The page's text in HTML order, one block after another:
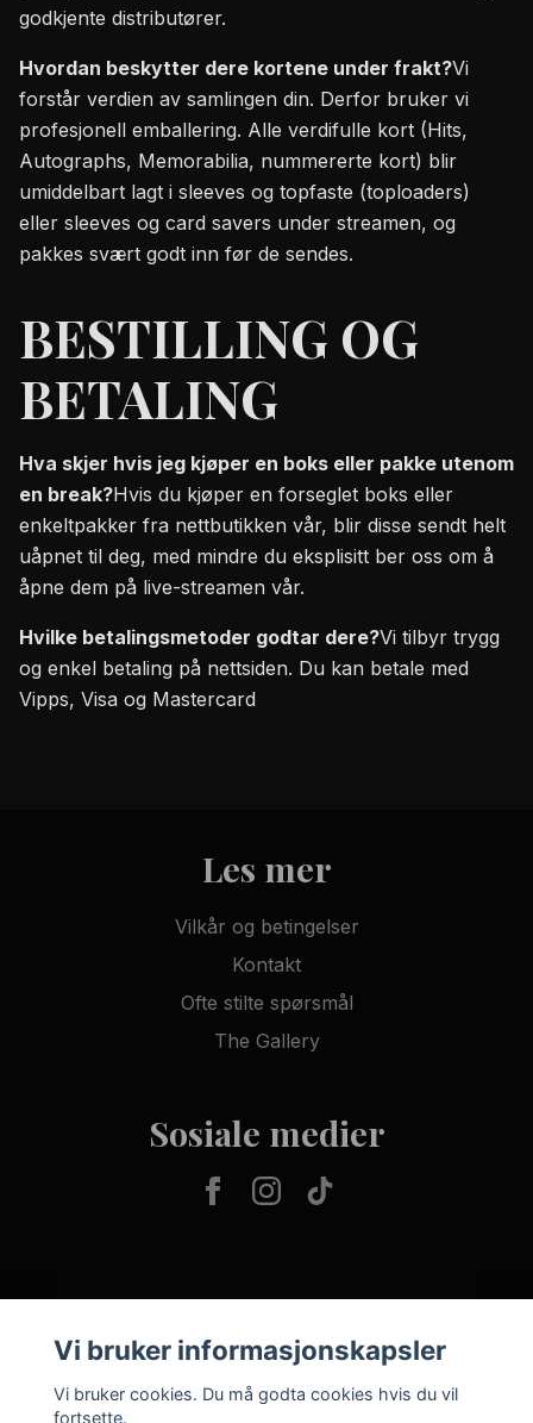
godkjente distributører.
Hvordan beskytter dere kortene under frakt?Vi
forstår verdien av samlingen din. Derfor bruker vi
profesjonell emballering. Alle verdifulle kort (Hits,
Autographs, Memorabilia, nummererte kort) blir
umiddelbart lagt i sleeves og topfaste (toploaders)
eller sleeves og card savers under streamen, og
pakkes svært godt inn før de sendes.
BESTILLING OG
BETALING
Hva skjer hvis jeg kjøper en boks eller pakke utenom
en break?Hvis du kjøper en forseglet boks eller
enkeltpakker fra nettbutikken vår, blir disse sendt helt
uåpnet til deg, med mindre du eksplisitt ber oss om å
åpne dem på live-streamen vår.
Hvilke betalingsmetoder godtar dere?Vi tilbyr trygg
og enkel betaling på nettsiden. Du kan betale med
Vipps, Visa og Mastercard
Les mer
Vilkår og betingelser
Kontakt
Ofte stilte spørsmål
The Gallery
Sosiale medier
Vi bruker informasjonskapsler
Vi bruker cookies. Du må godta cookies hvis du vil
fortsette.